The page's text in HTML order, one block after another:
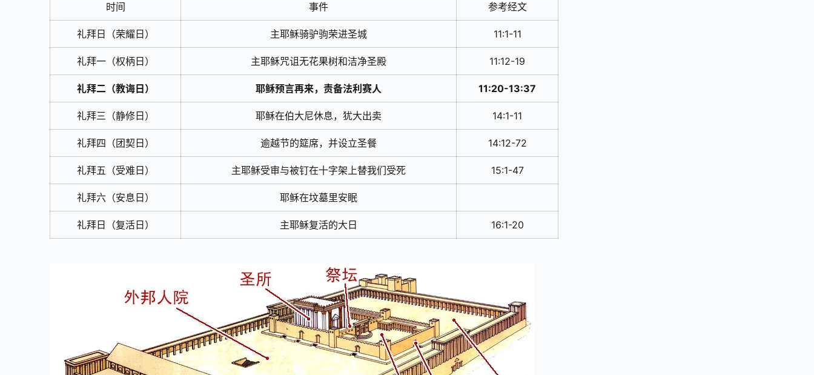
时间 事件 参考经文
礼拜日（荣耀日） 主耶稣骑驴驹荣进圣城 11:1-11
礼拜一（权柄日） 主耶稣咒诅无花果树和洁净圣殿 11:12-19
礼拜二（教诲日） 耶稣预言再来，责备法利赛人 11:20-13:37
礼拜三（静修日） 耶稣在伯大尼休息，犹大出卖 14:1-11
礼拜四（团契日） 逾越节的筵席，并设立圣餐 14:12-72
礼拜五（受难日） 主耶稣受审与被钉在十字架上替我们受死 15:1-47
礼拜六（安息日） 耶稣在坟墓里安眠
礼拜日（复活日） 主耶稣复活的大日 16:1-20